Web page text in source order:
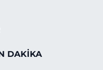
DAKİKA